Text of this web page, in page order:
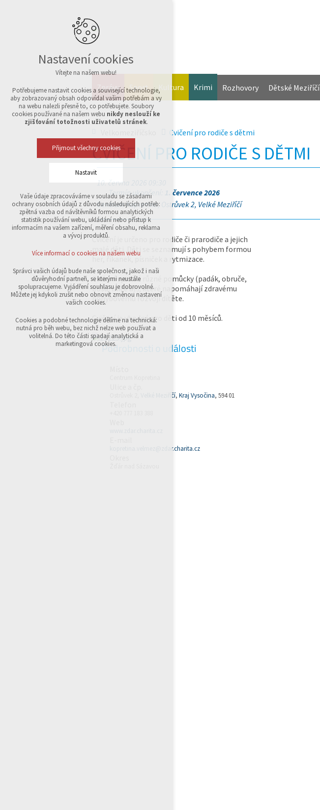
Zprávy Sport Kultura Krimi Rozhovory Dětské Meziříčí
Cvičení pro rodiče s dětmi
CVIČENÍ PRO RODIČE S DĚTMI
10. června 2026 09:30
Termín ukončení:
1. července 2026
Centrum Kopretina, Ostrůvek 2, Velké Meziříčí
Cvičení je určeno pro rodiče či prarodiče a jejich
malé děti. Děti se seznamují s pohybem formou
her, říkanek, písniček a rytmizace.
Cvičení využívá různé pomůcky (padák, obruče,
bosu, míče aj.), které napomáhají zdravému
pohybovému rozvoji dítěte.
Cvičení je vhodné pro děti od 10 měsíců.
Podrobnosti o události
Velké Meziříčí, Kraj Vysočina, 594 01
kopretina.velmez@zdar.charita.cz
Nastavení cookies
Vítejte na našem webu!
Potřebujeme nastavit cookies a související technologie,
aby zobrazovaný obsah odpovídal vašim potřebám a vy
na webu nalezli přesně to, co potřebujete. Soubory
cookies používané na našem webu nikdy neslouží ke
zjišťování totožnosti uživatelů stránek.
Přijmout všechny cookies
Nastavit
Technická cookies
nutná pro provozování webu
udržení kontextu stránek (session): případná
přihlášení, volby jazyka, apod.
analytická pro anonymizované vyhodnocení
návštěvnosti
marketingová cookies (Google,Sklik)
Více informací o cookies na našem webu
Přijmout všechny cookies
Odmítnout vše
Vaše údaje zpracováváme v souladu se zásadami
ochrany osobních údajů z důvodu následujících potřeb:
zpětná vazba od návštěvníků formou analytických
statistik používání webu, ukládání nebo přístup k
informacím na vašem zařízení, měření obsahu, reklama
a vývoj produktů.
Více informací o cookies na našem webu
Správci vašich údajů bude naše společnost, jakož i naši
důvěryhodní partneři, se kterými neustále
spolupracujeme. Vyjádření souhlasu je dobrovolné.
Můžete jej kdykoli zrušit nebo obnovit změnou nastavení
vašich cookies.
Cookies a podobné technologie dělíme na technická:
nutná pro běh webu, bez nichž nelze web používat a
volitelná. Do této části spadají analytická a
marketingová cookies.